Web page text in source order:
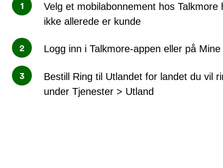
Velg et mobilabonnement hos Talkmore
ikke allerede er kunde
Logg inn i Talkmore-appen eller på Mine
Bestill Ring til Utlandet for landet du vil
under Tjenester > Utland